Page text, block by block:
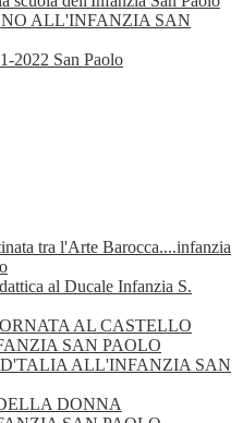
ALL'INFANZIA SAN
2022 San Paolo
tra l'Arte Barocca....infanzia
al Ducale Infanzia S.
AL CASTELLO
SAN PAOLO
ALL'INFANZIA SAN
DONNA